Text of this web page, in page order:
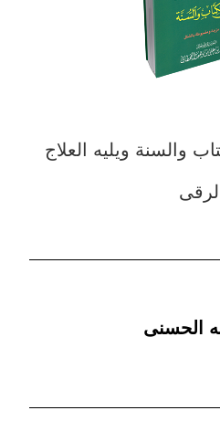
والسنة ويليه العلاج
الحسنى